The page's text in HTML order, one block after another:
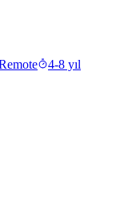
4-8 yıl